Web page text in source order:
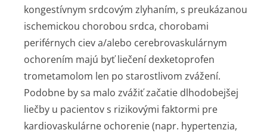
kongestívnym srdcovým zlyhaním, s preukázanou
ischemickou chorobou srdca, chorobami
periférnych ciev a/alebo cerebrovaskulárnym
ochorením majú byť liečení dexketoprofen
trometamolom len po starostlivom zvážení.
Podobne by sa malo zvážiť začatie dlhodobejšej
liečby u pacientov s rizikovými faktormi pre
kardiovaskulárne ochorenie (napr. hypertenzia,